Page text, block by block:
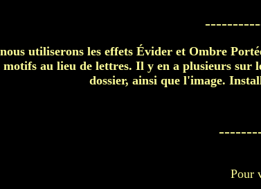
nous utiliserons les effets Évider et Ombre
au lieu de lettres. Il y en a plusieurs sur
dossier, ainsi que l'image.
Pour